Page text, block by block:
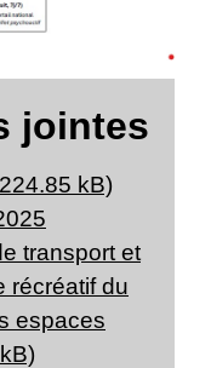
jointes
kB)
transport et
récréatif du
espaces